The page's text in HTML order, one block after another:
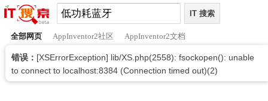
全部网页 AppInventor2社区 AppInventor2文档
错误： [XSErrorException] lib/XS.php(2558): fsockopen(): unable
to connect to localhost:8384 (Connection timed out)(2)